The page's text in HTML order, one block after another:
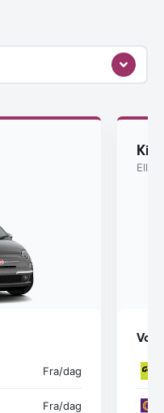
Fra/dag
Fra/dag
Kia
Eller